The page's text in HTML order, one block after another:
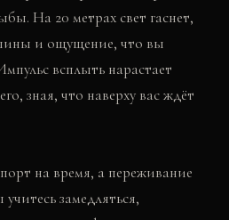
На 20 метрах свет гаснет,
и ощущение, что вы
всплыть нарастает
зная, что наверху вас ждёт
на время, а переживание
замедляться,